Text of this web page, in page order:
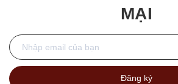
MẠI
Đăng ký